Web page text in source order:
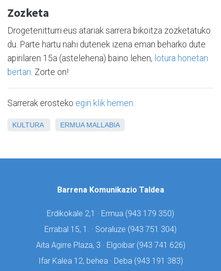
Zozketa
Drogetenitturri.eus atariak sarrera bikoitza zozketatuko
du. Parte hartu nahi dutenek izena eman beharko dute
apirilaren 15a (astelehena) baino lehen, lotura honetan
bertan. Zorte on!
Sarrerak erosteko egin klik hemen.
KULTURA ERMUA MALLABIA
Barrena Komunikazio Taldea
Erdikokale 2,1 · Ermua (943 179 350)
Errabal 15, 1. · Soraluze (943 751 304)
Aita Agirre Plaza, 3 · Elgoibar (943 741 626)
Ifar Kalea 12, behea · Deba (943 191 383)